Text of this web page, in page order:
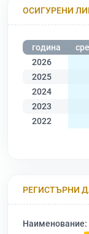
ОСИГУРЕНИ
година
2026
2025
2024
2023
2022
РЕГИСТЪРНИ
Наименование: